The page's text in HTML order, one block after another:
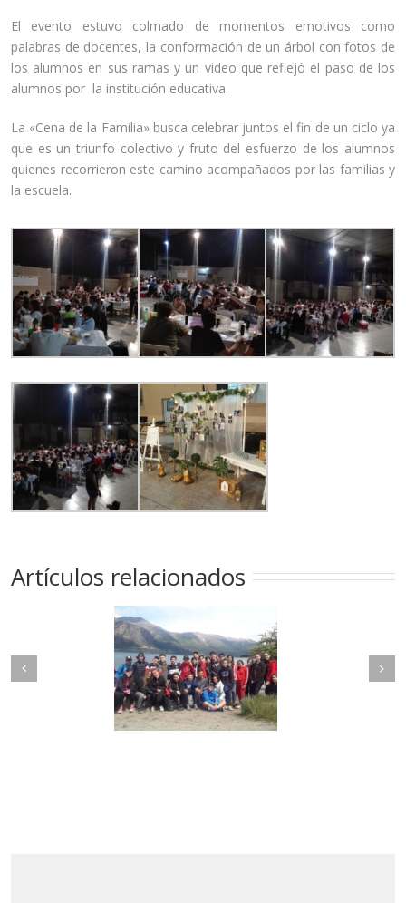
El evento estuvo colmado de momentos emotivos como
palabras de docentes, la conformación de un árbol con fotos de
los alumnos en sus ramas y un video que reflejó el paso de los
alumnos por la institución educativa.
La «Cena de la Familia» busca celebrar juntos el fin de un ciclo ya
que es un triunfo colectivo y fruto del esfuerzo de los alumnos
quienes recorrieron este camino acompañados por las familias y
la escuela.
Artículos relacionados